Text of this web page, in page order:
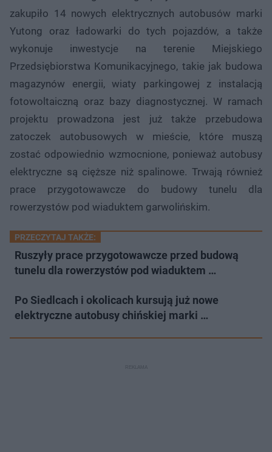
zakupiło 14 nowych elektrycznych autobusów marki
Yutong oraz ładowarki do tych pojazdów, a także
wykonuje inwestycje na terenie Miejskiego
Przedsiębiorstwa Komunikacyjnego, takie jak budowa
magazynów energii, wiaty parkingowej z instalacją
fotowoltaiczną oraz bazy diagnostycznej. W ramach
projektu prowadzona jest już także przebudowa
zatoczek autobusowych w mieście, które muszą
zostać odpowiednio wzmocnione, ponieważ autobusy
elektryczne są cięższe niż spalinowe. Trwają również
prace przygotowawcze do budowy tunelu dla
rowerzystów pod wiaduktem garwolińskim.
PRZECZYTAJ TAKŻE:
Ruszyły prace przygotowawcze przed budową
tunelu dla rowerzystów pod wiaduktem …
Po Siedlcach i okolicach kursują już nowe
elektryczne autobusy chińskiej marki …